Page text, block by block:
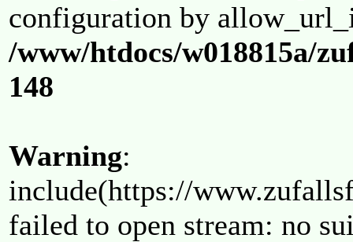
configuration by
/www/htdocs/w018815a/
148
Warning:
include(https://
failed to open stream: no